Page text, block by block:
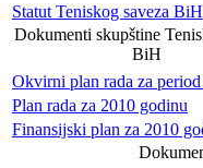
Statut Teniskog saveza BiH
Dokumenti skupštine
BiH
Okvirni plan rada za
Plan rada za 2010 godinu
Finansijski plan za 2010